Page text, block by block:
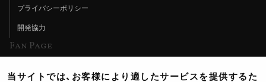
プライバシーポリシー
開発協力
Fan Page
当サイトでは、お客様により適したサービスを提供するた